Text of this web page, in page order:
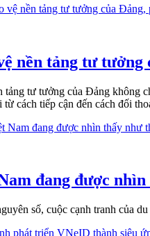
nền tảng tư tưởng
tư tưởng của Đảng không
từ cách tiếp cận đến cách đối
đang được
số, cuộc cạnh tranh của